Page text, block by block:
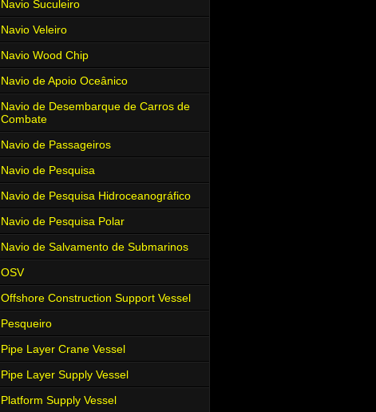
Navio Suculeiro
Navio Veleiro
Navio Wood Chip
Navio de Apoio Oceânico
Navio de Desembarque de Carros de
Combate
Navio de Passageiros
Navio de Pesquisa
Navio de Pesquisa Hidroceanográfico
Navio de Pesquisa Polar
Navio de Salvamento de Submarinos
OSV
Offshore Construction Support Vessel
Pesqueiro
Pipe Layer Crane Vessel
Pipe Layer Supply Vessel
Platform Supply Vessel